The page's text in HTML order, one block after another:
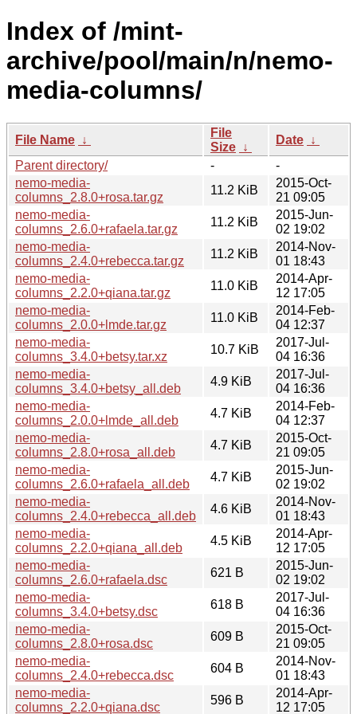
Index of /mint-
archive/pool/main/n/nemo-
media-columns/
File Name ↓
File
Size ↓
Date ↓
Parent directory/
-
-
nemo-media-
columns_2.8.0+rosa.tar.gz
11.2 KiB
2015-Oct-
21 09:05
nemo-media-
columns_2.6.0+rafaela.tar.gz
11.2 KiB
2015-Jun-
02 19:02
nemo-media-
columns_2.4.0+rebecca.tar.gz
11.2 KiB
2014-Nov-
01 18:43
nemo-media-
columns_2.2.0+qiana.tar.gz
11.0 KiB
2014-Apr-
12 17:05
nemo-media-
columns_2.0.0+lmde.tar.gz
11.0 KiB
2014-Feb-
04 12:37
nemo-media-
columns_3.4.0+betsy.tar.xz
10.7 KiB
2017-Jul-
04 16:36
nemo-media-
columns_3.4.0+betsy_all.deb
4.9 KiB
2017-Jul-
04 16:36
nemo-media-
columns_2.0.0+lmde_all.deb
4.7 KiB
2014-Feb-
04 12:37
nemo-media-
columns_2.8.0+rosa_all.deb
4.7 KiB
2015-Oct-
21 09:05
nemo-media-
columns_2.6.0+rafaela_all.deb
4.7 KiB
2015-Jun-
02 19:02
nemo-media-
columns_2.4.0+rebecca_all.deb
4.6 KiB
2014-Nov-
01 18:43
nemo-media-
columns_2.2.0+qiana_all.deb
4.5 KiB
2014-Apr-
12 17:05
nemo-media-
columns_2.6.0+rafaela.dsc
621 B
2015-Jun-
02 19:02
nemo-media-
columns_3.4.0+betsy.dsc
618 B
2017-Jul-
04 16:36
nemo-media-
columns_2.8.0+rosa.dsc
609 B
2015-Oct-
21 09:05
nemo-media-
columns_2.4.0+rebecca.dsc
604 B
2014-Nov-
01 18:43
nemo-media-
columns_2.2.0+qiana.dsc
596 B
2014-Apr-
12 17:05